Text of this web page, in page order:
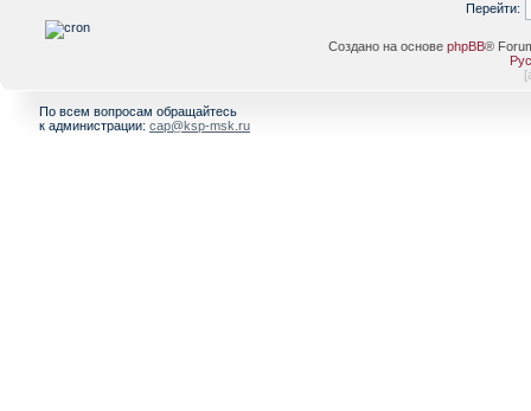
Перейти:
Создано на основе phpBB®
[
По всем вопросам обращайтесь
к администрации: cap@ksp-msk.ru